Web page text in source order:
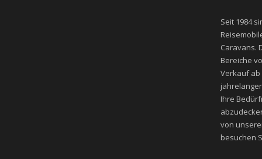
Seit 1984
Caravans.
Bereiche
Verkauf
Ihre
von
besuchen